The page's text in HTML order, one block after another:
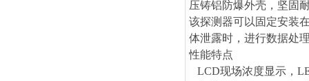
压铸铝防爆外壳，坚固
该探测器可以固定安装
体泄露时，进行数据处
性能特点
LCD现场浓度显示，